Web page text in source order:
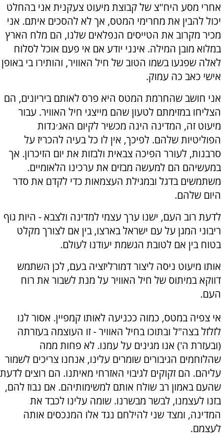
אחרי מסע היח"צ של קבוצת מיעוט צעקנית אני בהחלט
יכול להבין את מחרימי המטס, אך לא להסכים איתם. אני
מכיר מקרוב את הטייסים הנפלאים שלנו, הם מלח הארץ
במלוא מובן המילה. אינני יודע אם אי פעם אוכל לסלוח
לאלה שפגעו בשמו הטוב של חיל האוויר, והותירו בי באופן
אישי כאב כה עמוק.
אני חושב שהחרמת המטס היא פרס לאותם ביריונים, הם
הצליחו במזימתם לטעון שהם מייצגי חיל האוויר. עבור
מיעוט זה, המדינה הינה מכשיר לקיום האג׳נדות
הפוליטיות שלהם. לפיכך, אין לו כל בעיה להכריז על
סרבנות, לעורר הפיכה צבאית ולבזות את יום הזיכרון. אך
במעשיהם הם למעשה מבזים את ערכינו הלאומיים.
משתמשים בדגל ובמגילת העצמאות כדי לקדם את סדר
היום שלהם.
לדעת רוב העם, ישנו ערך עצמי למדינה ולצבא - היות גוף
ריבוני המגן על עם ישראל בארצו, בין אם לצורך מקלט
בטוח בין אם לטובת הגשמת יעודנו לעולם.
אותו מיעוט ניסה ליצור דמורליזציה בעם, לכן השתמש
דווקא במיתוס של חיל האוויר על מנת לשבור את רוח
העם.
אי צפיה במטס, כמוה ככניעה לאותו קמפיין. אסור לנו
לזלזל בצה"ל ובתוכו בחיל האוויר - זו העוצמה בעזרתה
(ובעזרת ה') אנו מגינים על עמנו. לא פחות ממה
שהלוחמים הגיבורים שומרים עלינו, אנחנו צריכים לשמור
עליהם. הם זקוקים לגיבוי האזרחי מאיתנו. הם רוצים לדעת
שהעם באמון רב שולח אותם למשימותיהם. אם נבוז להם,
בזנו לעצמנו, לבשר מבשרנו. שומה עלינו לכבד את
המדינה, ומצד שני להילחם נגד אלו המנכסים אותה
לעצמם.